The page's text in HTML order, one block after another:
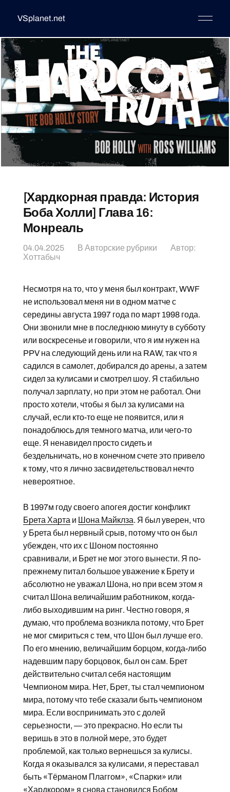
VSplanet.net
[Хардкорная правда: История
Боба Холли] Глава 16:
Монреаль
04.04.2025 В Авторские рубрики
Автор:
Хоттабыч
Несмотря на то, что у меня был контракт, WWF
не использовал меня ни в одном матче с
середины августа 1997 года по март 1998 года.
Они звонили мне в последнюю минуту в субботу
или воскресенье и говорили, что я им нужен на
PPV на следующий день или на RAW, так что я
садился в самолет, добирался до арены, а затем
сидел за кулисами и смотрел шоу. Я стабильно
получал зарплату, но при этом не работал. Они
просто хотели, чтобы я был за кулисами на
случай, если кто-то еще не появится, или я
понадоблюсь для темного матча, или чего-то
еще. Я ненавидел просто сидеть и
бездельничать, но в конечном счете это привело
к тому, что я лично засвидетельствовал нечто
невероятное.
В 1997м году своего апогея достиг конфликт
Брета Харта и Шона Майклза. Я был уверен, что
у Брета был нервный срыв, потому что он был
убежден, что их с Шоном постоянно
сравнивали, и Брет не мог этого вынести. Я по-
прежнему питал большое уважение к Брету и
абсолютно не уважал Шона, но при всем этом я
считал Шона величайшим работником, когда-
либо выходившим на ринг. Честно говоря, я
думаю, что проблема возникла потому, что Брет
не мог смириться с тем, что Шон был лучше его.
По его мнению, величайшим борцом, когда-либо
надевшим пару борцовок, был он сам. Брет
действительно считал себя настоящим
Чемпионом мира. Нет, Брет, ты стал чемпионом
мира, потому что тебе сказали быть чемпионом
мира. Если воспринимать это с долей
серьезности, — это прекрасно. Но если ты
веришь в это в полной мере, это будет
проблемой, как только вернешься за кулисы.
Когда я оказывался за кулисами, я переставал
быть «Тёрманом Плаггом», «Спарки» или
«Хардкором» я снова становился Бобом